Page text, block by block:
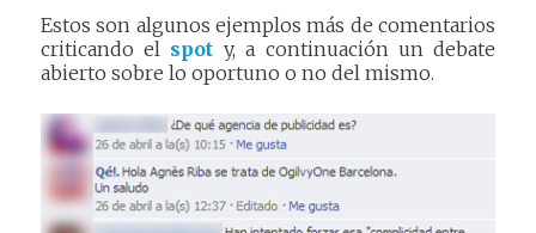
Estos son algunos ejemplos más de comentarios
criticando el spot y, a continuación un debate
abierto sobre lo oportuno o no del mismo.